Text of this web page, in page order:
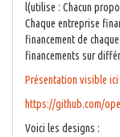
l(utilise : Chacun
Chaque entreprise
financement de
financements sur
Présentation visible ici
https://github.com/
Voici les designs :